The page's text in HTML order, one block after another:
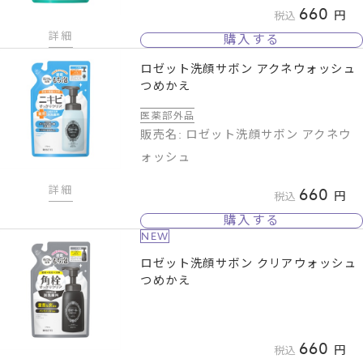
詳細
税込 660
購入する
詳細
ロゼット洗顔サボン アクネウォッシュ
つめかえ
医薬部外品
販売名: ロゼット洗顔サボン アクネウ
ォッシュ
税込 660
購入する
NEW
ロゼット洗顔サボン クリアウォッシュ
つめかえ
税込 660